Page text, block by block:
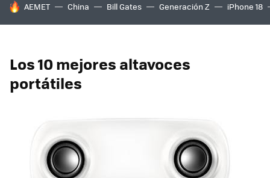
HOY SE HABLA DE
AEMET China Bill Gates Generación Z iPhone 18
Los 10 mejores altavoces
portátiles